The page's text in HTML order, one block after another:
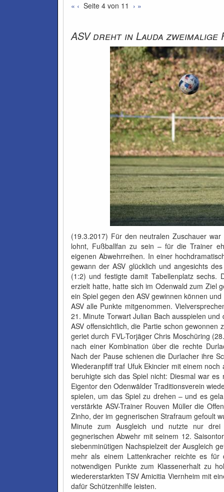
« ‹ Seite 4 von 11 › »
ASV dreht in Lauda
(19.3.2017) Für den neutralen Zuschauer
lohnt, Fußballfan zu sein – für die Trainer
eigenen Abwehrreihen. In einer
gewann der ASV glücklich und angesichts
(1:2) und festigte damit Tabellenplatz sechs.
erzielt hatte, hatte sich im Odenwald zum Ziel
ein Spiel gegen den ASV gewinnen können
ASV alle Punkte mitgenommen.
21. Minute Torwart Julian Bach ausspielen
ASV offensichtlich, die Partie schon
geriet durch FVL-Torjäger Chris Moschüring
nach einer Kombination über die rechte
Nach der Pause schienen die Durlacher ihre
Wiederanpfiff traf Ufuk Ekincier mit einem
beruhigte sich das Spiel nicht: Diesmal war
Eigentor den Odenwälder Traditionsverein
spielen, um das Spiel zu drehen – und es
verstärkte ASV-Trainer Rouven Müller die
Zinho, der im gegnerischen Strafraum gefoult
Minute zum Ausgleich und nutzte nur
gegnerischen Abwehr mit seinem 12.
siebenminütigen Nachspielzeit der Ausgleich
mehr als einem Lattenkracher reichte es
notwendigen Punkte zum Klassenerhalt zu
wiedererstarkten TSV Amicitia Viernheim mit
dafür Schützenhilfe leisten.